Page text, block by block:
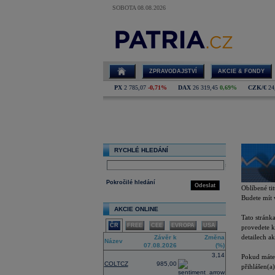
SOBOTA 08.08.2026
ZPRAVODAJSTVÍ AKCIE & FONDY
PX 2 785,07 -0,71% DAX 26 319,45 0,69% CZK/€
RYCHLÉ HLEDÁNÍ
select
Odeslat
Pokročilé hledání
AKCIE ONLINE
ČR FREE CEE EVROPA USA
Název
Závěr k
07.08.2026
Změna
(%)
COLTCZ 985,00
3,14
Oblíbené
Budete mít
Tato
provedete
detailech
Pokud
přihlášen(a)